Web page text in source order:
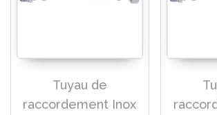
Tuyau de
raccordement Inox